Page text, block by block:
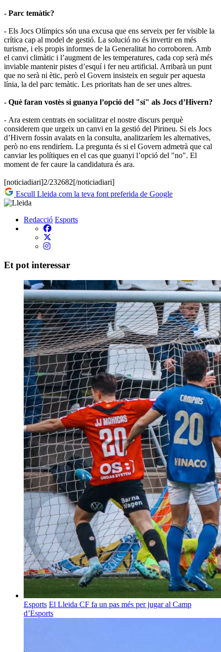
- Parc temàtic?
- Els Jocs Olímpics són una excusa que ens serveix per fer visible la
crítica cap al model de gestió. La solució no és invertir en més
turisme, i els propis informes de la Generalitat ho corroboren. Amb
el canvi climàtic i l’augment de les temperatures, cada cop serà més
inviable mantenir pistes d’esquí i fer neu artificial. Arribarà un punt
que no serà ni ètic, però el Govern insisteix en seguir per aquesta
línia, la del parc temàtic. Les prioritats han de ser unes altres.
- Què faran vostès si guanya l’opció del "sí" als Jocs d’Hivern?
- Ara estem centrats en socialitzar el nostre discurs perquè
considerem que urgeix un canvi en la gestió del Pirineu. Si els Jocs
d’Hivern fossin avalats en la consulta, analitzaríem les alternatives,
però no ens rendiríem. La pregunta és si el Govern admetrà que cal
canviar les polítiques en el cas que guanyi l’opció del "no". El
moment de fer caure la candidatura és ara.
[noticiadiari]2/232682[/noticiadiari]
Escull Lleida com la teva font preferida de Google
Redacció Esports
Et pot interessar
Esports El Lleida CF fa un pas més per jugar al Camp
d’Esports